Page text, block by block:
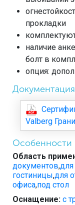
прокладки
наличие
болт в
опция:
Документация
Valberg
Особенности
Область
документов,для
гостиницы,для
офиса,под стол
Оснащение: с